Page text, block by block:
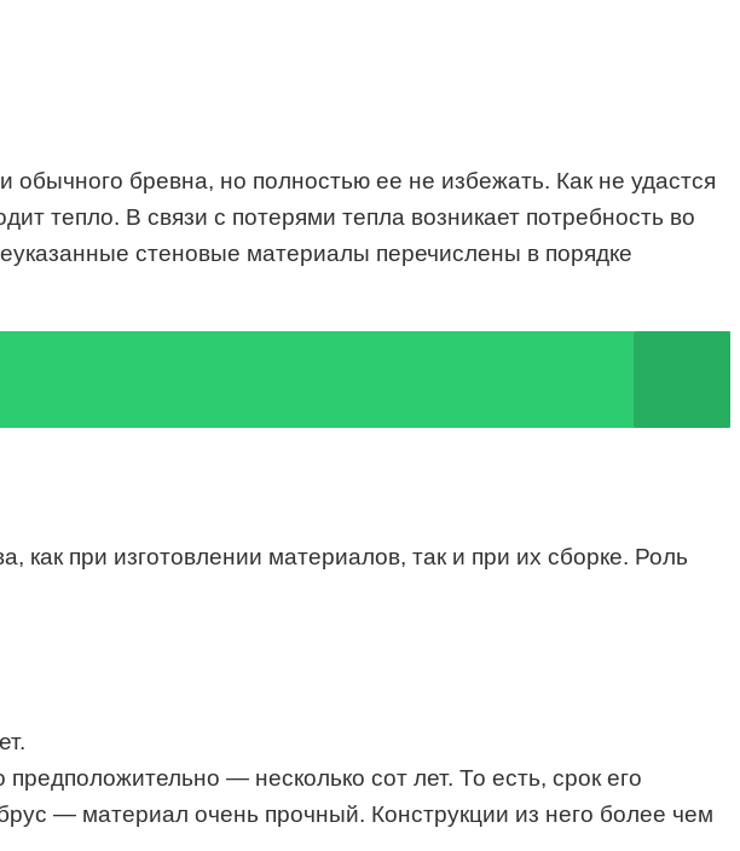
бревна, но полностью ее не избежать. Как не удастся
тепло. В связи с потерями тепла возникает потребность во
стеновые материалы перечислены в порядке
как при изготовлении материалов, так и при их сборке. Роль
— несколько сот лет. То есть, срок его
— материал очень прочный. Конструкции из него более чем